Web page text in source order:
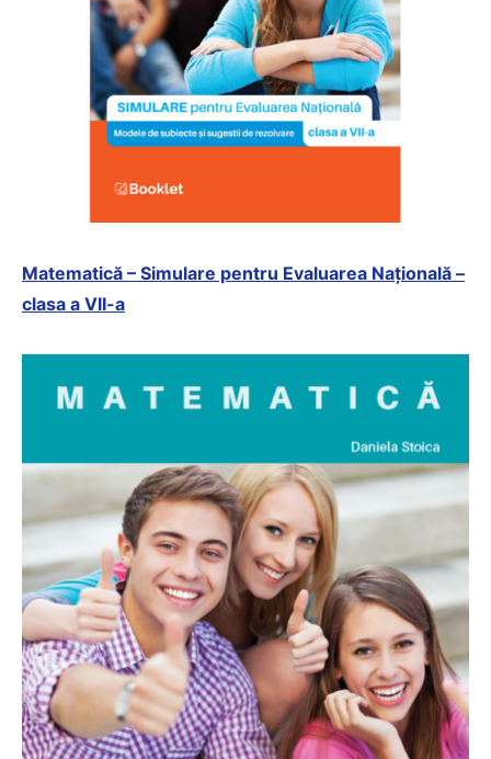
Matematică – Simulare pentru Evaluarea Națională –
clasa a VII-a